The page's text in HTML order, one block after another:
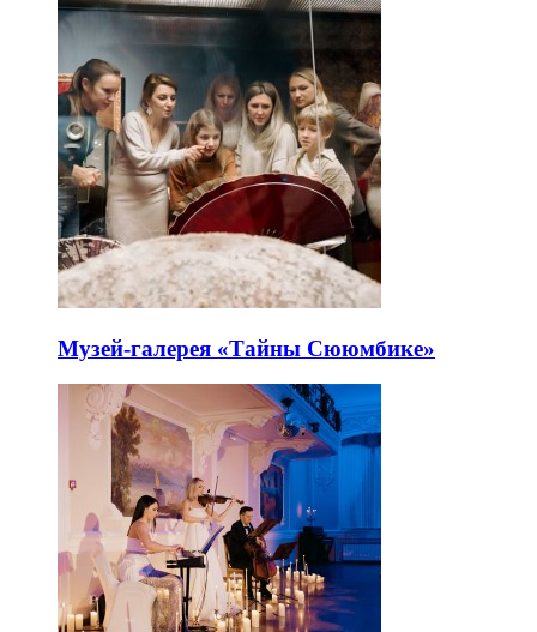
Музей-галерея «Тайны Сююмбике»